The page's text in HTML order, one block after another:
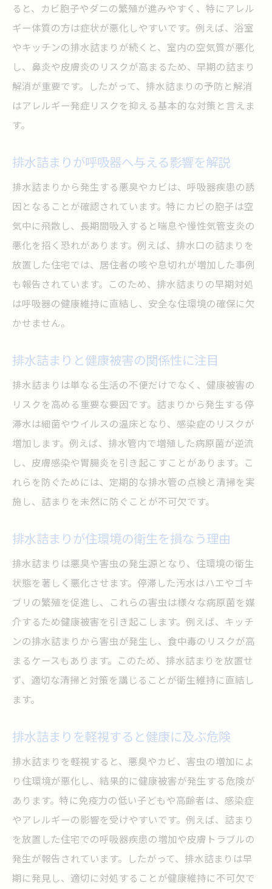
排水詰まり管理でカビ被害を未然に防ぐ
排水詰まりを放置した際の影響と注意点
排水詰まり放置が健康に及ぼす長期影響
排水詰まり放置で増える修理費用の実態
排水詰まり放置を避けるためのポイント
健康被害を防ぐための排水詰まり対策
排水詰まり解消で健康被害を未然に防ぐ
排水詰まり対策の基本と実践方法を解説
排水詰まりによる衛生リスク低減のコツ
排水詰まり予防で快適な住環境を実現
排水詰まり予防に役立つ掃除習慣とは
排水詰まりを防ぐ日々のメンテナンス法
排水詰まりの予兆を見逃さない観察力
排水詰まり回避のための注意事項一覧
排水詰まり予防で健康被害も同時に防ぐ
埼玉県の排水規制から見る安全管理の重要性
排水詰まり防止に役立つ排水基準の知識
排水詰まり対策と水質汚濁防止法の理解
排水詰まり予防に下水道法が果たす役割
排水詰まりリスク低減のための法的基準
排水詰まり防止と特定施設の安全管理強化
排水詰まりの早期発見サインを見逃さない方法
排水詰まりの兆候と早期発見のコツ
排水詰まり初期症状から対応を始める
排水詰まり異変発見後の迅速な行動法
排水詰まり発見で健康被害を防ぐ重要性
快適な住まいを守る排水メンテナンス実践術
排水詰まり防止のための定期メンテナンス
排水詰まりを防ぐ掃除と点検の習慣化
排水詰まり発生時の適切なメンテナンス法
ると、カビ胞子やダニの繁殖が進みやすく、特にアレル
ギー体質の方は症状が悪化しやすいです。例えば、浴室
やキッチンの排水詰まりが続くと、室内の空気質が悪化
し、鼻炎や皮膚炎のリスクが高まるため、早期の詰まり
解消が重要です。したがって、排水詰まりの予防と解消
はアレルギー発症リスクを抑える基本的な対策と言えま
す。
排水詰まりが呼吸器へ与える影響を解説
排水詰まりから発生する悪臭やカビは、呼吸器疾患の誘
因となることが確認されています。特にカビの胞子は空
気中に飛散し、長期間吸入すると喘息や慢性気管支炎の
悪化を招く恐れがあります。例えば、排水口の詰まりを
放置した住宅では、居住者の咳や息切れが増加した事例
も報告されています。このため、排水詰まりの早期対処
は呼吸器の健康維持に直結し、安全な住環境の確保に欠
かせません。
排水詰まりと健康被害の関係性に注目
排水詰まりは単なる生活の不便だけでなく、健康被害の
リスクを高める重要な要因です。詰まりから発生する停
滞水は細菌やウイルスの温床となり、感染症のリスクが
増加します。例えば、排水管内で増殖した病原菌が逆流
し、皮膚感染や胃腸炎を引き起こすことがあります。こ
れらを防ぐためには、定期的な排水管の点検と清掃を実
施し、詰まりを未然に防ぐことが不可欠です。
排水詰まりが住環境の衛生を損なう理由
排水詰まりは悪臭や害虫の発生源となり、住環境の衛生
状態を著しく悪化させます。停滞した汚水はハエやゴキ
ブリの繁殖を促進し、これらの害虫は様々な病原菌を媒
介するため健康被害を引き起こします。例えば、キッチ
ンの排水詰まりから害虫が発生し、食中毒のリスクが高
まるケースもあります。このため、排水詰まりを放置せ
ず、適切な清掃と対策を講じることが衛生維持に直結し
ます。
排水詰まりを軽視すると健康に及ぶ危険
排水詰まりを軽視すると、悪臭やカビ、害虫の増加によ
り住環境が悪化し、結果的に健康被害が発生する危険が
あります。特に免疫力の低い子どもや高齢者は、感染症
やアレルギーの影響を受けやすいです。例えば、詰まり
を放置した住宅での呼吸器疾患の増加や皮膚トラブルの
発生が報告されています。したがって、排水詰まりは早
期に発見し、適切に対処することが健康維持に不可欠で